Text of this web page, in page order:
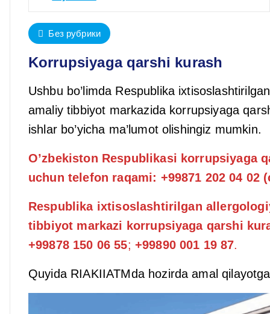
Без рубрики
Korrupsiyaga qarshi kurash
Ushbu bo’limda Respublika
amaliy tibbiyot markazida korrupsiyaga
ishlar bo’yicha ma’lumot olishingiz mumkin.
O’zbekiston Respublikasi korrupsiyaga
uchun telefon raqami: +99871 202 04 02
Respublika ixtisoslashtirilgan
tibbiyot markazi korrupsiyaga qarshi
+99878 150 06 55; +99890 001 19 87.
Quyida RIAKIIATMda hozirda amal